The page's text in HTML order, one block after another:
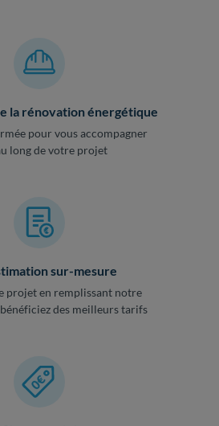
la rénovation énergétique
pour vous accompagner
long de votre projet
sur-mesure
projet en remplissant notre
des meilleurs tarifs